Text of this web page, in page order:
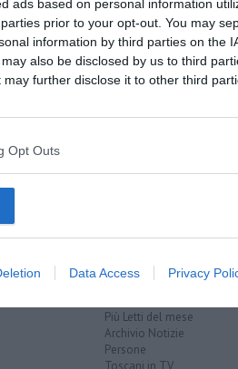
ads based on personal information
prior to your opt-out. You may
information by third parties on the
also be disclosed by us to third
may further disclose it to other third
Opt Outs
Data Access Privacy
giovanni nerbini
RUBRICHE
Le notizie di oggi
Più Letti del mese
Archivio Notizie
Persone